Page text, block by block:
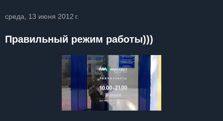
среда, 13 июня 2012 г.
Правильный режим работы)))